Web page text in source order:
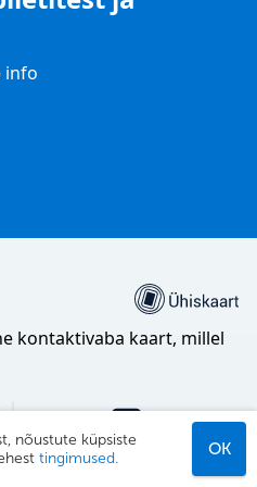
info
kontaktivaba kaart, millel
Laadi raha
nõustute küpsiste
tingimused. OK